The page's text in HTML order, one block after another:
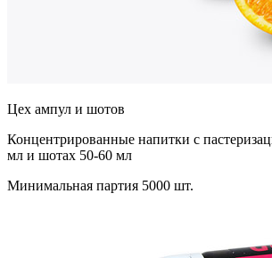
Цех ампул и шотов
Концентрированные напитки с
мл и шотах 50-60 мл
Минимальная партия 5000 шт.